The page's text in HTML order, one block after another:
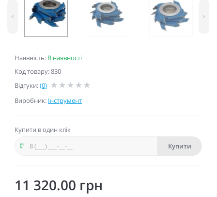
Наявність: В наявності
Код товару: 830
Відгуки:(0)
Виробник: Інструмент
< >
Купити в один клік
Купити
11 320.00 грн